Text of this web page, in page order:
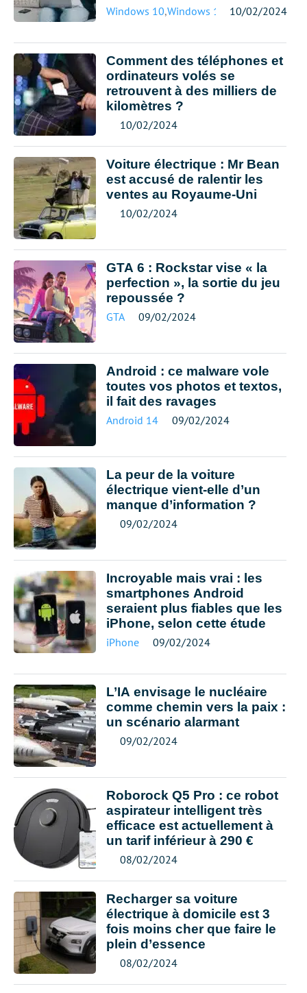
Windows 10,Windows 11 10/02/2024
Comment des téléphones et
ordinateurs volés se
retrouvent à des milliers de
kilomètres ?
10/02/2024
Voiture électrique : Mr Bean
est accusé de ralentir les
ventes au Royaume-Uni
10/02/2024
GTA 6 : Rockstar vise « la
perfection », la sortie du jeu
repoussée ?
GTA 09/02/2024
Android : ce malware vole
toutes vos photos et textos,
il fait des ravages
Android 14 09/02/2024
La peur de la voiture
électrique vient-elle d’un
manque d’information ?
09/02/2024
Incroyable mais vrai : les
smartphones Android
seraient plus fiables que les
iPhone, selon cette étude
iPhone 09/02/2024
L’IA envisage le nucléaire
comme chemin vers la paix :
un scénario alarmant
09/02/2024
Roborock Q5 Pro : ce robot
aspirateur intelligent très
efficace est actuellement à
un tarif inférieur à 290 €
08/02/2024
Recharger sa voiture
électrique à domicile est 3
fois moins cher que faire le
plein d’essence
08/02/2024